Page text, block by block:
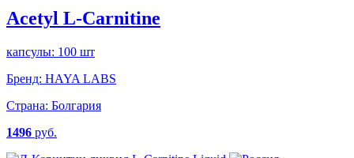
Acetyl L-Carnitine
капсулы: 100 шт
Бренд: HAYA LABS
Страна: Болгария
1496 руб.